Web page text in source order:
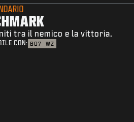
tra il nemico e la vittoria.
CON: BO7 WZ